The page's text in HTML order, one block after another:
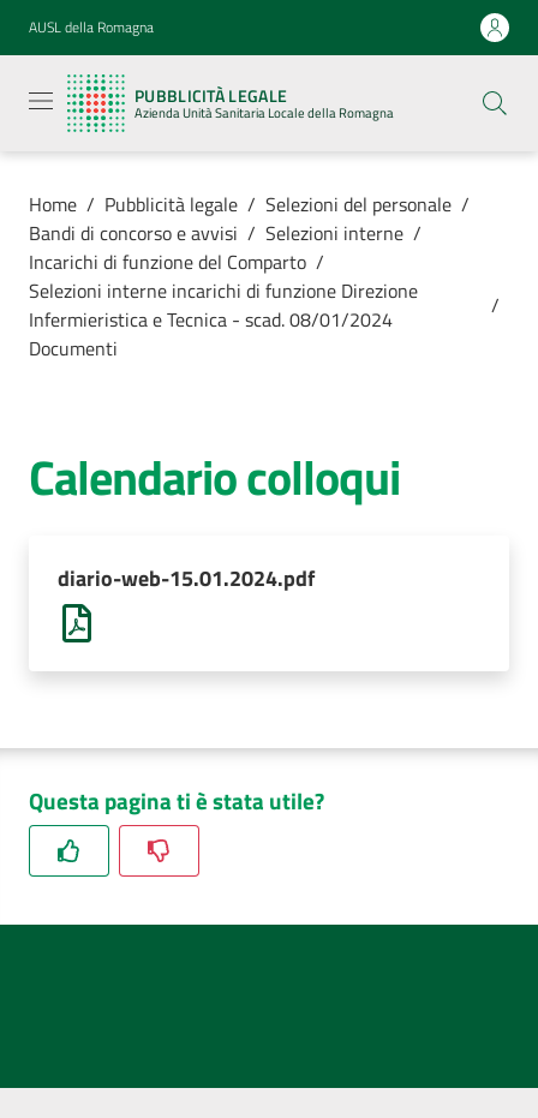
Vai al contenuto
Vai alla navigazione
Vai al footer
AUSL della Romagna
PUBBLICITÀ LEGALE
Azienda Unità Sanitaria Locale della Romagna
legale
Azienda
Unità
Locale della
Azienda
Luoghi di
cura
AUSL
Comunica
Home / Pubblicità legale / Selezioni del personale /
Bandi di concorso e avvisi / Selezioni interne /
Incarichi di funzione del Comparto /
Selezioni interne incarichi di funzione Direzione
Infermieristica e Tecnica - scad. 08/01/2024
/
Documenti
Calendario colloqui
diario-web-15.01.2024.pdf
Questa pagina ti è stata utile?